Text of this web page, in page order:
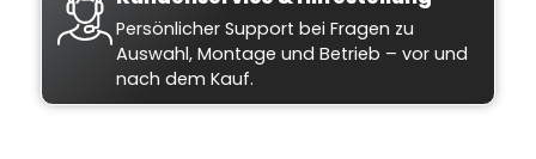
Persönlicher Support bei Fragen zu
Auswahl, Montage und Betrieb – vor und
nach dem Kauf.